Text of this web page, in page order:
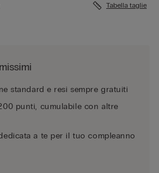
Tabella taglie
standard e resi sempre gratuiti
punti, cumulabile con altre
a te per il tuo compleanno